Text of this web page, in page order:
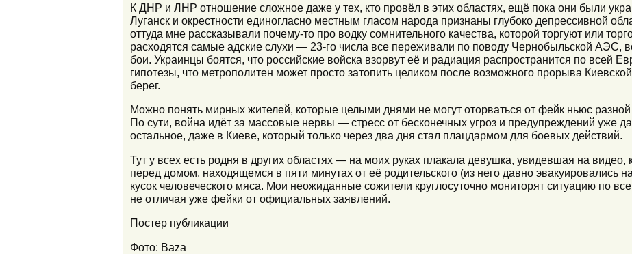
К ДНР и ЛНР отношение сложное даже у тех, кто провёл в этих областях, ещё пока они были
Луганск и окрестности единогласно местным гласом народа признаны глубоко депрессивной
оттуда мне рассказывали почему-то про водку сомнительного качества, которой торгуют или
расходятся самые адские слухи — 23-го числа все переживали по поводу Чернобыльской АЭС,
бои. Украинцы боятся, что российские войска взорвут её и радиация распространится по всей
гипотезы, что метрополитен может просто затопить целиком после возможного прорыва
берег.
Можно понять мирных жителей, которые целыми днями не могут оторваться от фейк ньюс разной
По сути, война идёт за массовые нервы — стресс от бесконечных угроз и предупреждений уже
остальное, даже в Киеве, который только через два дня стал плацдармом для боевых действий.
Тут у всех есть родня в других областях — на моих руках плакала девушка, увидевшая на видео,
перед домом, находящемся в пяти минутах от её родительского (из него давно эвакуировались
кусок человеческого мяса. Мои неожиданные сожители круглосуточно мониторят ситуацию по
не отличая уже фейки от официальных заявлений.
Постер публикации
Фото: Baza